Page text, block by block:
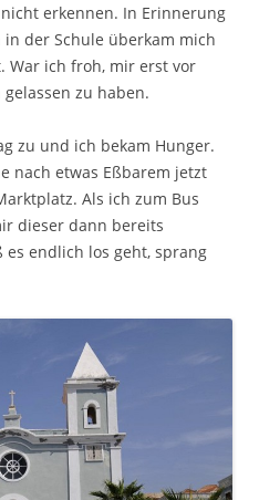
erkennen. In Erinnerung
der Schule überkam mich
War ich froh, mir erst vor
zu haben.
zu und ich bekam Hunger.
nach etwas Eßbarem jetzt
Als ich zum Bus
dieser dann bereits
endlich los geht, sprang